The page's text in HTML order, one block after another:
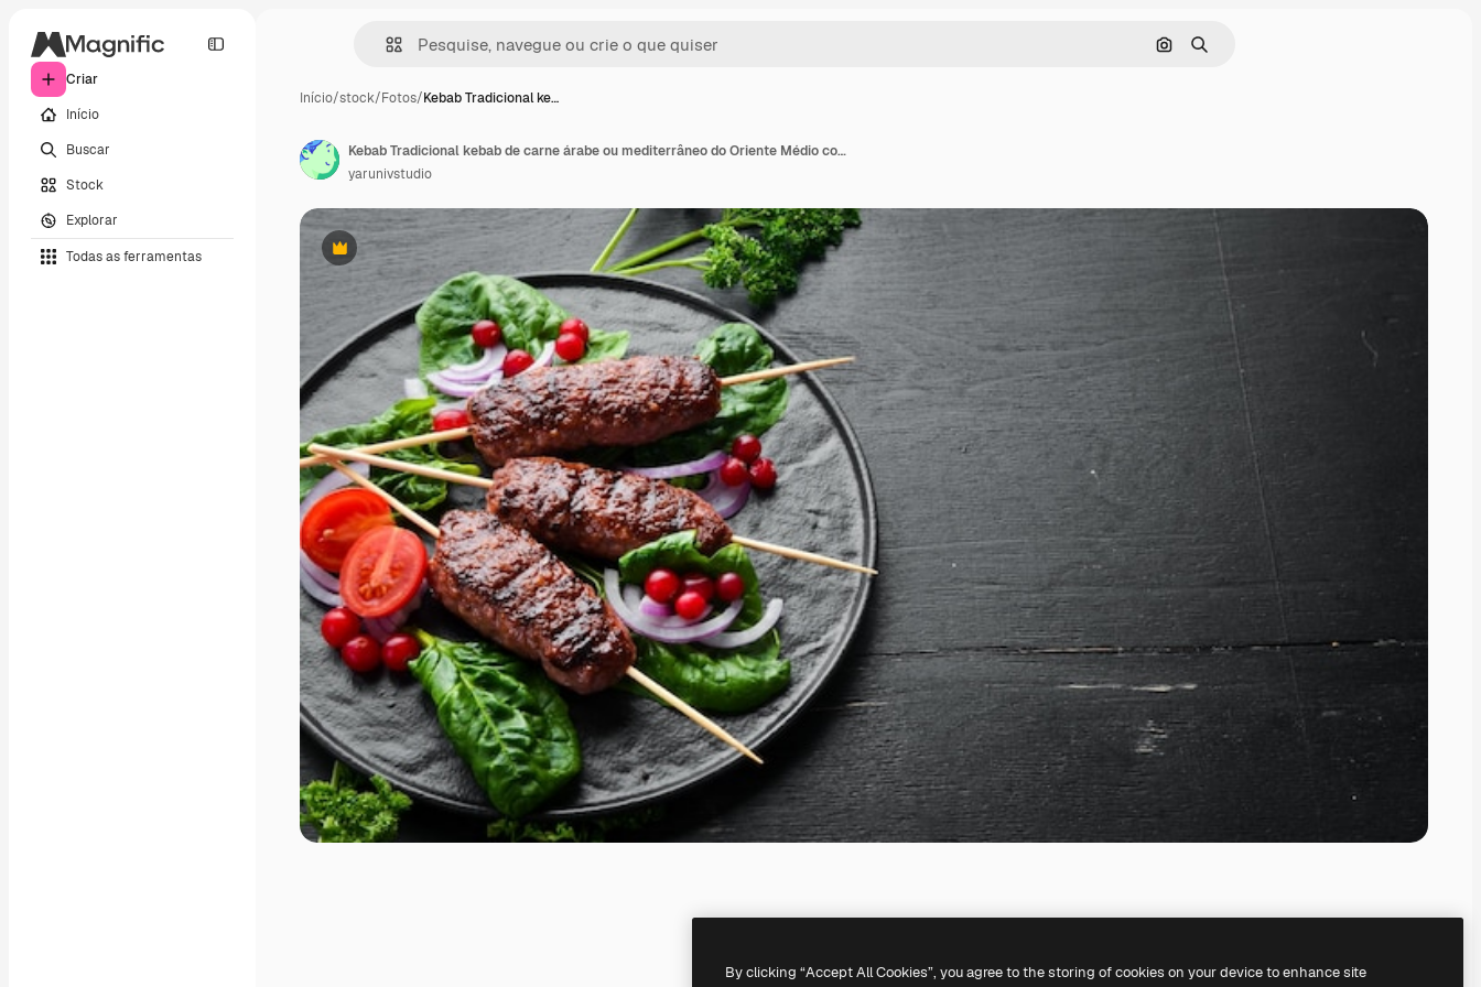
Criar
Início
Buscar
Stock
Explorar
Todas as ferramentas
Pesquisar por imagem
Buscar
Início/stock/Fotos/Kebab Tradicional ke…
Premium
Kebab Tradicional kebab de carne árabe ou mediterrâneo do Oriente Médio com legumes e ervas Vista superior Espaço livre para o seu texto
yarunivstudio
By clicking “Accept All Cookies”, you agree to the storing of cookies on your device to enhance site